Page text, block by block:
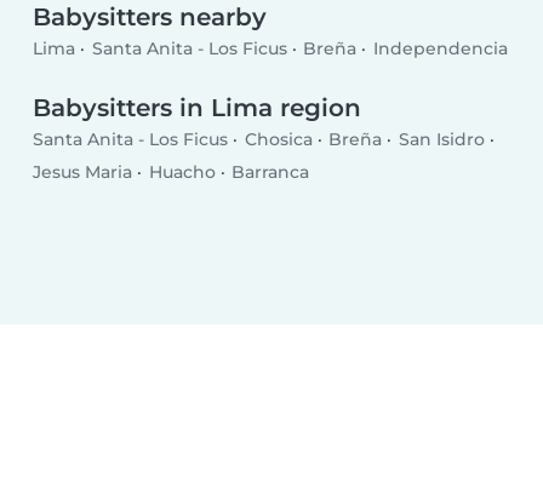
Babysitters nearby
Lima Santa Anita - Los Ficus Breña Independencia
Babysitters in Lima region
Santa Anita - Los Ficus Chosica Breña
San Isidro
Jesus Maria
Huacho Barranca